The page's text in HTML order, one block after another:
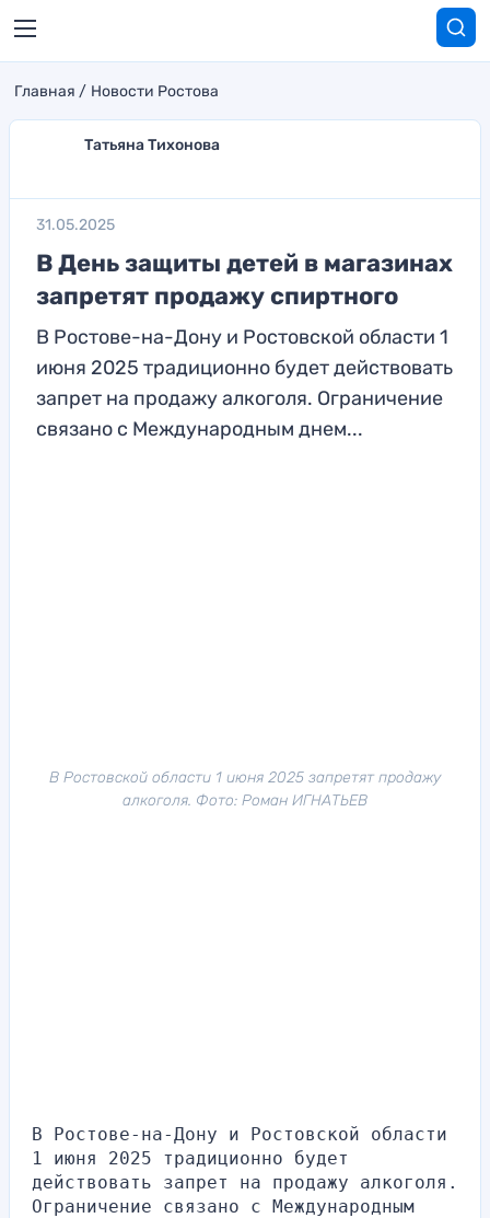
Главная Новости Ростова
Татьяна Тихонова
31.05.2025
В День защиты детей в магазинах
запретят продажу спиртного
В Ростове-на-Дону и Ростовской области 1
июня 2025 традиционно будет действовать
запрет на продажу алкоголя. Ограничение
связано с Международным днем...
В Ростовской области 1 июня 2025 запретят продажу
алкоголя. Фото: Роман ИГНАТЬЕВ
В Ростове-на-Дону и Ростовской области
1 июня 2025 традиционно будет
действовать запрет на продажу алкоголя.
Ограничение связано с Международным